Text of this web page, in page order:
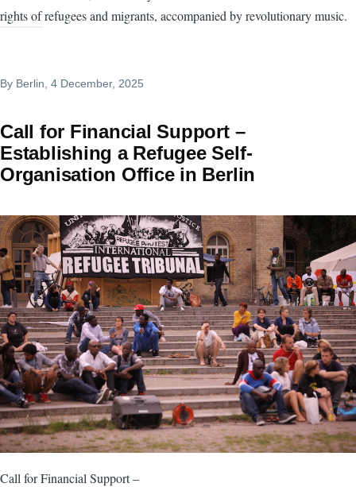
rights of refugees and migrants, accompanied by revolutionary music.
By Berlin, 4 December, 2025
Call for Financial Support –
Establishing a Refugee Self-
Organisation Office in Berlin
Call for Financial Support –